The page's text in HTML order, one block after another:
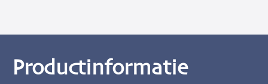
Productinformatie